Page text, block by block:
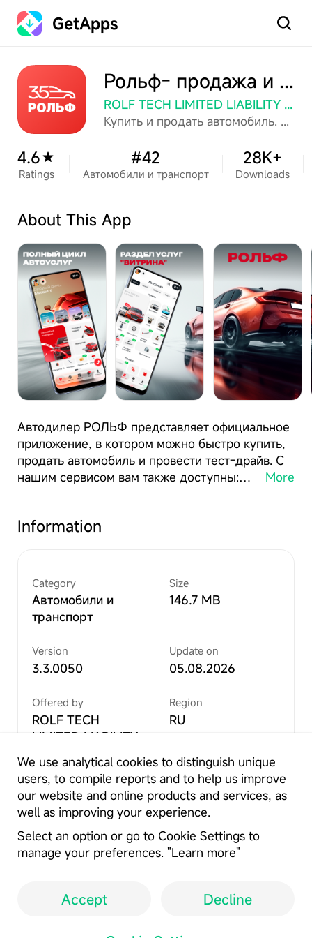
We use analytical cookies to distinguish unique
users, to compile reports and to help us improve
our website and online products and services, as
well as improving your experience.
Select an option or go to Cookie Settings to
manage your preferences. "Learn more"
Accept Decline
GetApps
Рольф- продажа и покупка авто
ROLF TECH LIMITED LIABILITY COMPANY
Купить и продать автомобиль. Продажа и покупка авто. Автосервис и диагностика
4.6
Ratings
#42
Автомобили и транспорт
28K+
Downloads
About This App
Автодилер РОЛЬФ представляет официальное
приложение, в котором можно быстро купить,
продать автомобиль и провести тест-драйв. С
нашим сервисом вам также доступны:
Компания РОЛЬФ основана в 1991 году. На
сегодняшний день РОЛЬФ занимает 1 место в
категории “продажа авто с пробегом” .
Автодилер вносит значительный вклад в
российский авторынок, предоставляя широкий
спектр автомобилей и услуг. В дилерской сети
компании — 59 шоурумов и 3 мегамолла
автомобилей с пробегом в Москве и Санкт-
Портфель брендов компании включает 32
автомобильные марки: Audi, BAIC, BMW, Chery,
Chrysler, Evolute, Exeed, Ford, Genesis, HAVAL,
KIA, Land Rover, Lexus, Mazda, Mercedes-Benz,
Mitsubishi, Nissan, OMODA, Porsche, Renault,
More
Information
Category
Автомобили и
транспорт
Size
146.7 MB
Version
3.3.0050
Update on
05.08.2026
Offered by
ROLF TECH
LIMITED LIABILITY
Region
RU
Permissions
See More